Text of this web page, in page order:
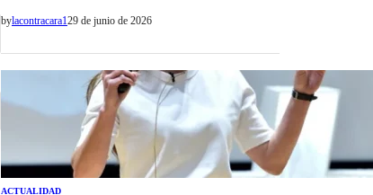
bylacontracara129 de junio de 2026
ACTUALIDAD